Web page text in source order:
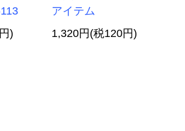
)
アイテム
1,320円(税120円)